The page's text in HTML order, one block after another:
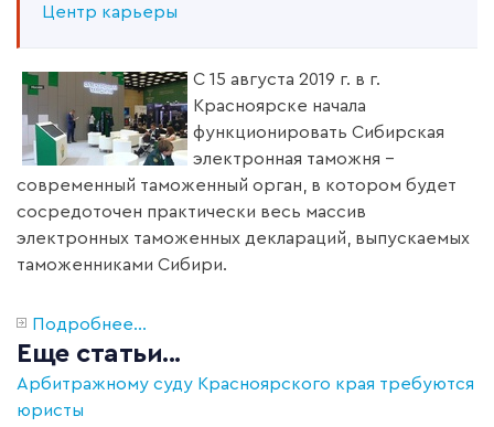
Центр карьеры
С 15 августа 2019 г. в г.
Красноярске начала
функционировать Сибирская
электронная таможня –
современный таможенный орган, в котором будет
сосредоточен практически весь массив
электронных таможенных деклараций, выпускаемых
таможенниками Сибири.
Подробнее...
Еще статьи...
Арбитражному суду Красноярского края требуются
юристы